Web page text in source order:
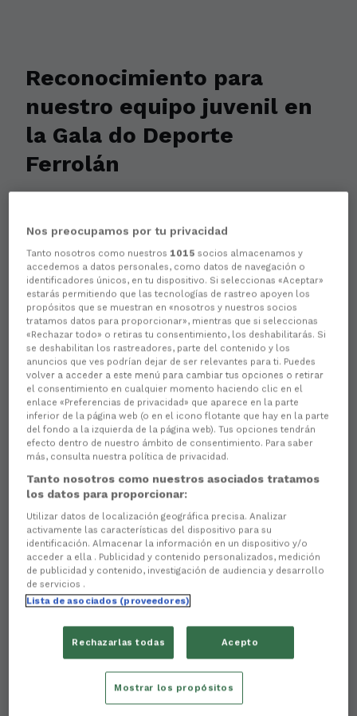
Reconocimiento para
nuestro equipo juvenil en
la Gala do Deporte
Ferrolán
por su ascenso de la pasada campaña a
División de Honor
Aún no hay reacciones. ¡Sé el primero!
Los éxitos deportivos alcanzados durante la
temporada 2024/25
División de Honor, le valieron a nuestro
, que se celebró en la tarde de ayer en el
Integrantes de aquella plantilla, junto con el cuerpo
técnico de entonces, recibieron de manos de
Nos preocupamos por tu privacidad
Tanto nosotros como nuestros 1015 socios almacenamos y
accedemos a datos personales, como datos de navegación o
identificadores únicos, en tu dispositivo. Si seleccionas «Aceptar»
estarás permitiendo que las tecnologías de rastreo apoyen los
propósitos que se muestran en «nosotros y nuestros socios
tratamos datos para proporcionar», mientras que si seleccionas
«Rechazar todo» o retiras tu consentimiento, los deshabilitarás. Si
se deshabilitan los rastreadores, parte del contenido y los
anuncios que ves podrían dejar de ser relevantes para ti. Puedes
volver a acceder a este menú para cambiar tus opciones o retirar
el consentimiento en cualquier momento haciendo clic en el
enlace «Preferencias de privacidad» que aparece en la parte
inferior de la página web (o en el icono flotante que hay en la parte
del fondo a la izquierda de la página web). Tus opciones tendrán
efecto dentro de nuestro ámbito de consentimiento. Para saber
más, consulta nuestra política de privacidad.
Tanto nosotros como nuestros asociados tratamos
los datos para proporcionar:
Utilizar datos de localización geográfica precisa. Analizar
activamente las características del dispositivo para su
identificación. Almacenar la información en un dispositivo y/o
acceder a ella . Publicidad y contenido personalizados, medición
de publicidad y contenido, investigación de audiencia y desarrollo
de servicios .
Lista de asociados (proveedores)
Rechazarlas todas Acepto
Mostrar los propósitos